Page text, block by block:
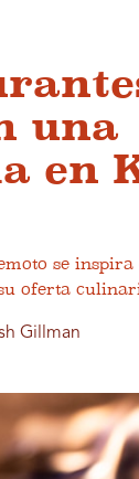
una
en
se
oferta
Gillman